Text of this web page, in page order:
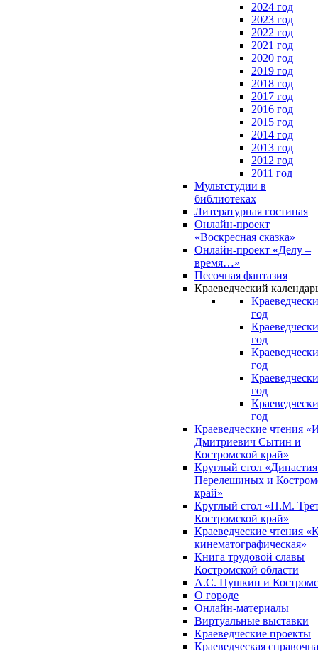
2024 год
2023 год
2022 год
2021 год
2020 год
2019 год
2018 год
2017 год
2016 год
2015 год
2014 год
2013 год
2012 год
2011 год
Мультстудии в
библиотеках
Литературная гостиная
Онлайн-проект
«Воскресная сказка»
Онлайн-проект «Делу –
время…»
Песочная фантазия
Краеведческий
год
год
год
год
год
Краеведческие чтения
Дмитриевич Сытин и
Костромской край»
Круглый стол
Перелешиных и
край»
Круглый стол «П.М.
Костромской край»
Краеведческие чтения
кинематографическая»
Книга трудовой славы
Костромской области
А.С. Пушкин и
О городе
Онлайн-материалы
Виртуальные выставки
Краеведческие проекты
Краеведческая